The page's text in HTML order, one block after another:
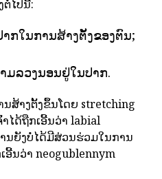
ໄປນີ້:
ກໃນການສ້າງຕັ້ງຂອງຕົນ;
ມລວງນອນຢູ່ໃນປາກ.
ສ້າງຕັ້ງຂຶ້ນໂດຍ stretching
ໄດ້ຖືກເອີ້ນວ່າ labial
ນຍັງບໍ່ໄດ້ມີສ່ວນຮ່ວມໃນການ
ອີ້ນວ່າ neogublennym